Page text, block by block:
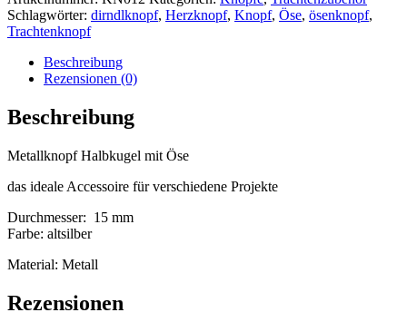
Schlagwörter: dirndlknopf, Herzknopf, Knopf, Öse, ösenknopf,
Trachtenknopf
Beschreibung
Rezensionen (0)
Beschreibung
Metallknopf Halbkugel mit Öse
das ideale Accessoire für verschiedene Projekte
Durchmesser: 15 mm
Farbe: altsilber
Material: Metall
Rezensionen